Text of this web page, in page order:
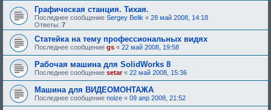
и
Графическая станция. Тихая.
Последнее сообщение Sergey Belik « 28 май 2008, 14:18
Ответы: 7
Статейка на тему профессиональных видях
Последнее сообщение gs « 22 май 2008, 19:58
Рабочая машина для SolidWorks 8
Последнее сообщение setar« 22 май 2008, 15:36
Машина для ВИДЕОМОНТАЖА
Последнее сообщение noize « 09 апр 2008, 21:52